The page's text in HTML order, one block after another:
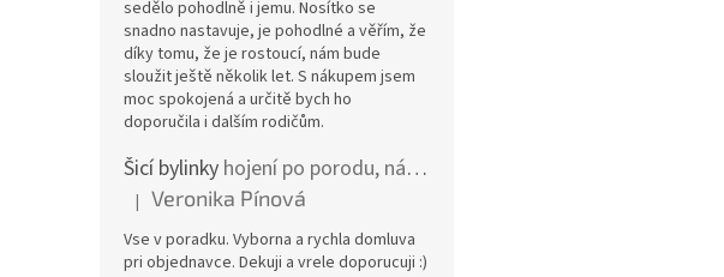
sedělo pohodlně i jemu. Nosítko se
snadno nastavuje, je pohodlné a věřím, že
díky tomu, že je rostoucí, nám bude
sloužit ještě několik let. S nákupem jsem
moc spokojená a určitě bych ho
doporučila i dalším rodičům.
Šicí bylinky hojení po porodu, nástřih a jizvy
Hodnocení produktu je 5 z 5 hvězdiček.
| Veronika Pínová
Vse v poradku. Vyborna a rychla domluva
pri objednavce. Dekuji a vrele doporucuji :)